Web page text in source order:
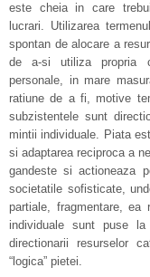
este cheia in care
lucrari. Utilizarea
spontan de alocare a
de a-si utiliza propria
personale, in mare
ratiune de a fi, motive
subzistentele sunt
mintii individuale. Piata
si adaptarea reciproca a
gandeste si actioneaza
societatile sofisticate,
partiale, fragmentare, ea
individuale sunt puse
directionarii resurselor
“logica” pietei.